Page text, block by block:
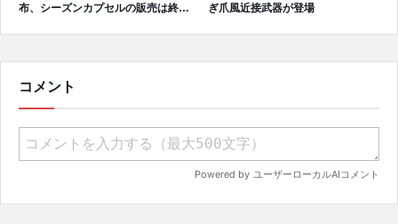
布、シーズンカプセルの販売は終了
ぎ爪風近接武器が登場
コメント